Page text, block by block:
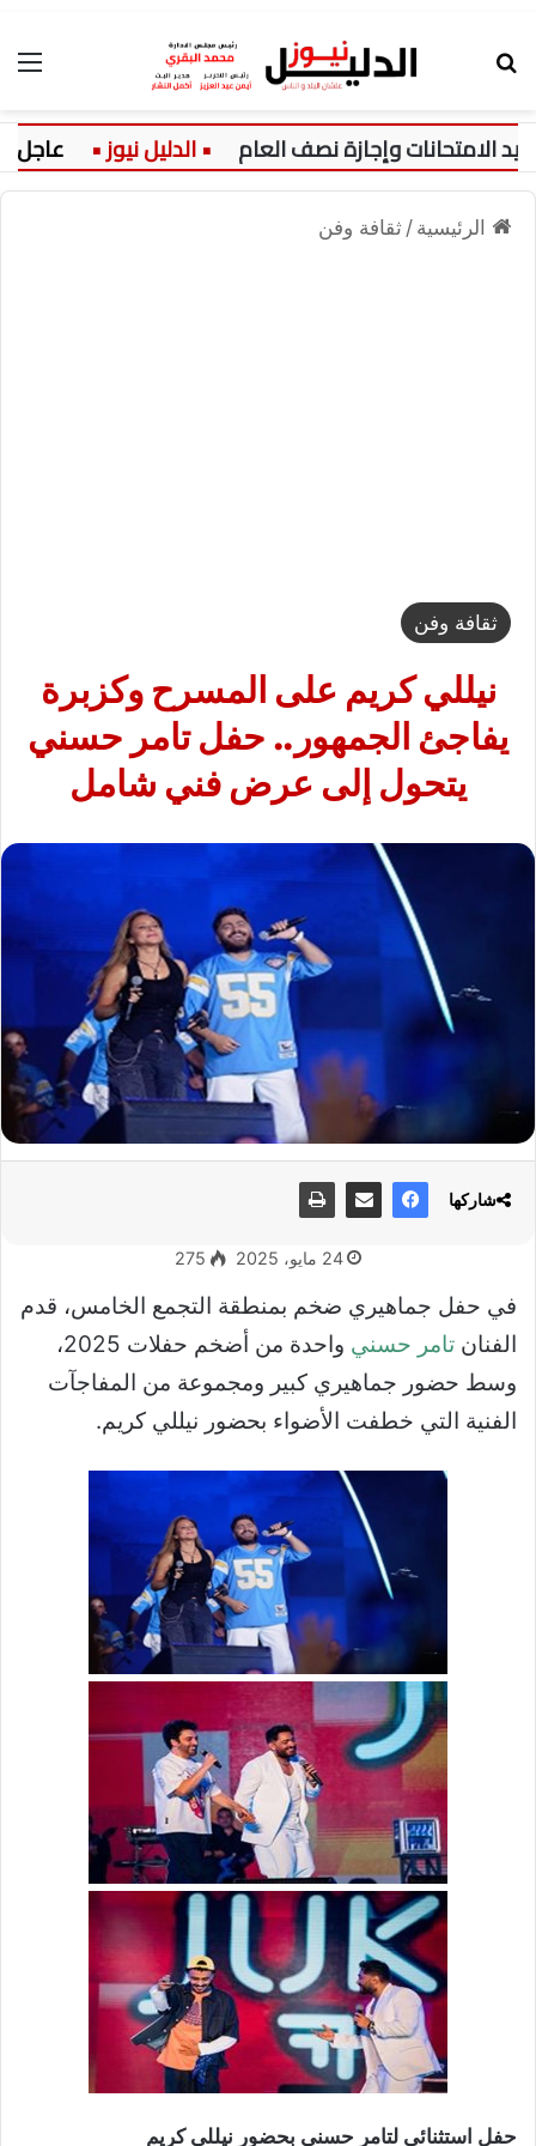
عاجل:
الرئيسية / ثقافة وفن
ثقافة وفن
نيللي كريم على المسرح وكزبرة
يفاجئ الجمهور.. حفل تامر حسني
يتحول إلى عرض فني شامل
24 مايو، 2025 275
في حفل جماهيري ضخم بمنطقة التجمع الخامس، قدم
الفنان تامر حسني
واحدة من أضخم حفلات 2025،
وسط حضور جماهيري كبير ومجموعة من المفاجآت
الفنية التي خطفت الأضواء بحضور نيللي كريم.
حفل استثنائي لتامر حسني بحضور نيللي كريم
شاركها